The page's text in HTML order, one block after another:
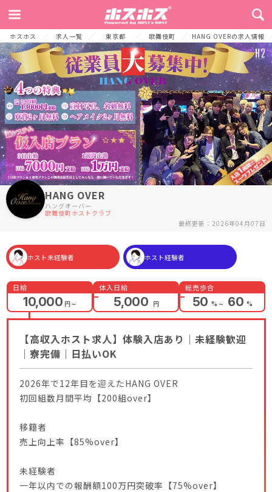
ホスホス 求人一覧 東京都 歌舞伎町 HANG OVERの求人情報
TOP お店からのメッセージ 募集要項 採用プロセス
HANG OVER
ハングオーバー
歌舞伎町ホストクラブ
最終更新：2026年04月07日
ホスト未経験者 ホスト経験者
日給
10,000 円～
体入日給
5,000 円
総売歩合
50 % ～ 60%
【高収入ホスト求人】体験入店あり｜未経験歓迎
｜寮完備｜日払いOK
2026年で12年目を迎えたHANG OVER
初回組数月間平均【200組over】
移籍者
売上向上率【85%over】
未経験者
一年以内での報酬額100万円突破率【75%over】